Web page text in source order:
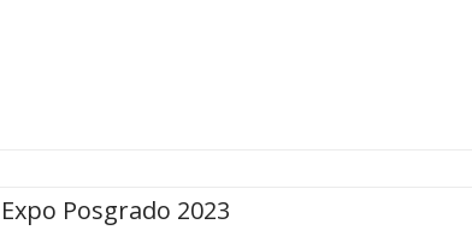
Expo Posgrado 2023